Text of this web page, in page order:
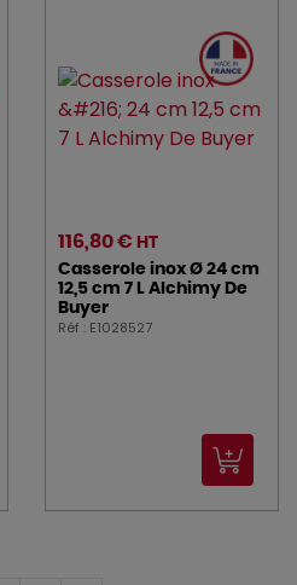
116,80 € HT
Casserole inox Ø 24 cm
12,5 cm 7 L Alchimy De
Buyer
Réf : E1028527